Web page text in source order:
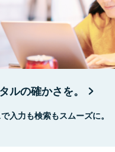
ルの確かさを。
入力も検索もスムーズに。